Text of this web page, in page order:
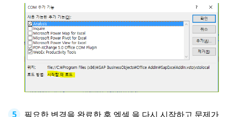
필요한 변경을 완료한 후 엑셀 을 다시 시작하고 문제가